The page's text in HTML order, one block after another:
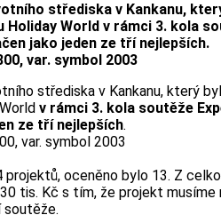
střediska v Kankanu,
Holiday World v rámci 3. kola
jako jeden ze tří nejlepších.
var. symbol 2003
střediska v Kankanu, který
v rámci 3. kola soutěže
ze tří nejlepších.
var. symbol 2003
oceněno bylo 13. Z
tis. Kč s tím, že projekt musíme
soutěže.